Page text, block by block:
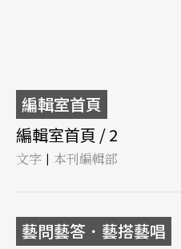
編輯室首頁
編輯室首頁 / 2
文字 | 本刊編輯部
藝問藝答．藝搭藝唱